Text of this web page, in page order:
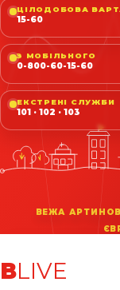
ЦІЛОДОБОВА
15-60
З МОБІЛЬНОГО
0-800-60-15-60
ЕКСТРЕНІ СЛУЖБИ
101 · 102 · 103
ВLIVE